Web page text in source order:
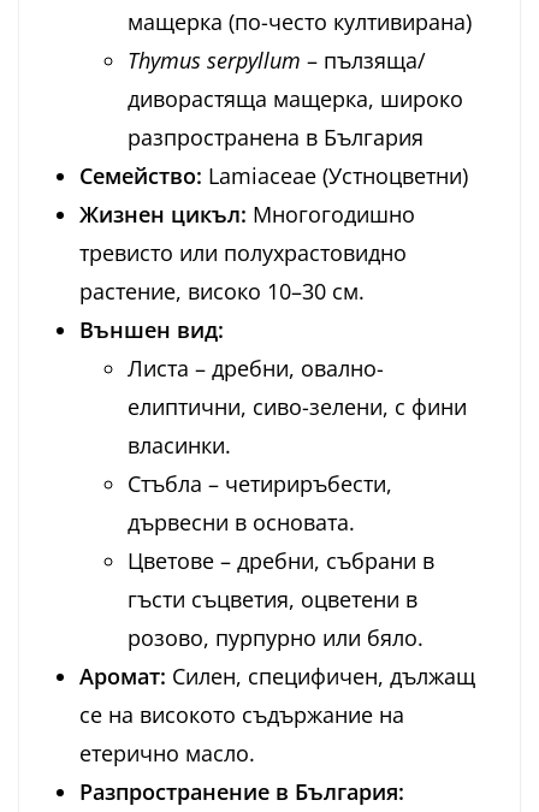
мащерка (по-често култивирана)
Thymus serpyllum – пълзяща/
диворастяща мащерка, широко
разпространена в България
Семейство: Lamiaceae (Устноцветни)
Жизнен цикъл: Многогодишно
тревисто или полухрастовидно
растение, високо 10–30 см.
Външен вид:
Листа – дребни, овално-
елиптични, сиво-зелени, с фини
власинки.
Стъбла – четириръбести,
дървесни в основата.
Цветове – дребни, събрани в
гъсти съцветия, оцветени в
розово, пурпурно или бяло.
Аромат: Силен, специфичен, дължащ
се на високото съдържание на
етерично масло.
Разпространение в България: